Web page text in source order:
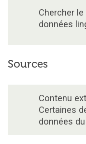
Chercher
données
Sources
Contenu
Certaines
données du